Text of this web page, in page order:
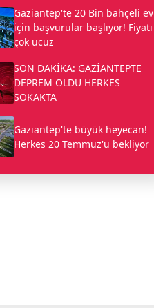
Gaziantep'te 20 Bin bahçeli ev
için başvurular başlıyor! Fiyatı
çok ucuz
SON DAKİKA: GAZİANTEPTE
DEPREM OLDU HERKES
SOKAKTA
Gaziantep'te büyük heyecan!
Herkes 20 Temmuz'u bekliyor